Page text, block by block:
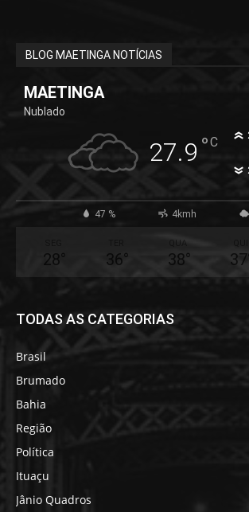
BLOG MAETINGA NOTÍCIAS
MAETINGA
Nublado
27.9 °C
47 % 4kmh
28° 36°
QUA
38° 37
TODAS AS CATEGORIAS
Brasil
Brumado
Bahia
Região
Política
Ituaçu
Jânio Quadros